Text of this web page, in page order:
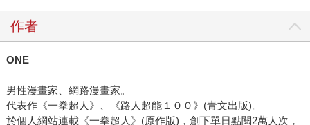
作者
ONE
男性漫畫家、網路漫畫家。
代表作《一拳超人》、《路人超能１００》(青文出版)。
於個人網站連載《一拳超人》(原作版)，創下單日點閱2萬人次，